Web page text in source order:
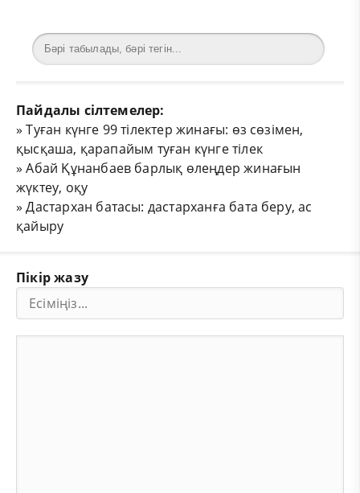
Пайдалы сілтемелер:
»Туған күнге 99 тілектер жинағы: өз сөзімен,
қысқаша, қарапайым туған күнге тілек
»Абай Құнанбаев барлық өлеңдер жинағын
жүктеу, оқу
»Дастархан батасы: дастарханға бата беру, ас
қайыру
Пікір жазу